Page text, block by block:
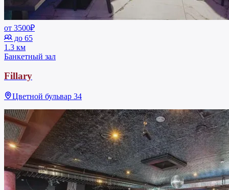
от 3500₽
до 65
1.3 км
Банкетный зал
Fillary
Цветной бульвар 34